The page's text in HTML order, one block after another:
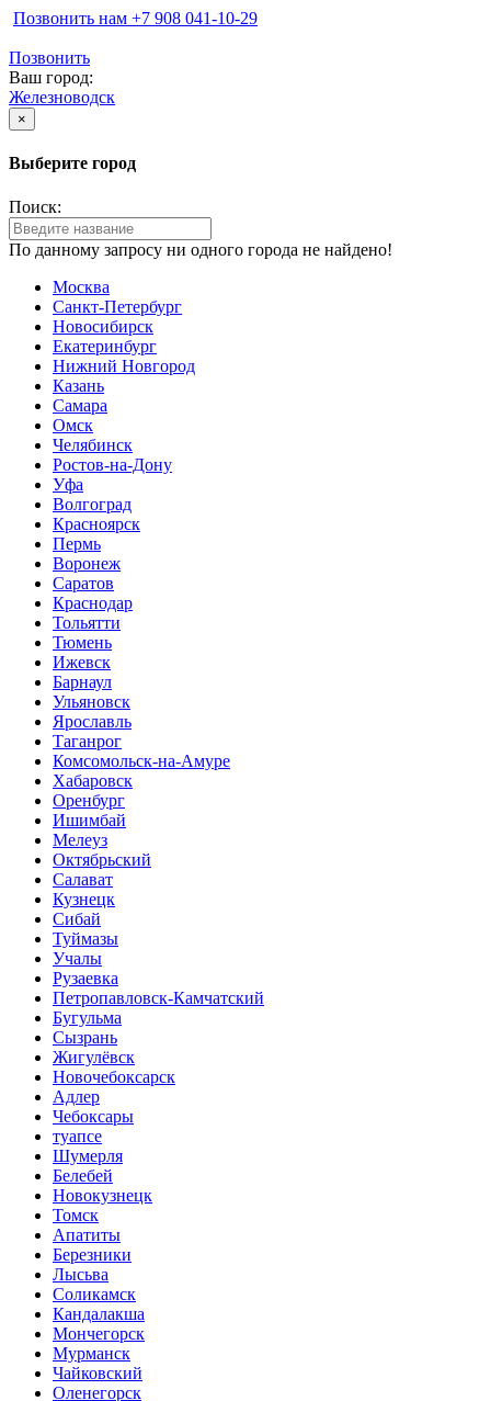
Позвонить нам ‪+7 908 041-10-29
Позвонить
Ваш город:
Железноводск
×
Выберите город
Поиск:
По данному запросу ни одного города не найдено!
Москва
Санкт-Петербург
Новосибирск
Екатеринбург
Нижний Новгород
Казань
Самара
Омск
Челябинск
Ростов-на-Дону
Уфа
Волгоград
Красноярск
Пермь
Воронеж
Саратов
Краснодар
Тольятти
Тюмень
Ижевск
Барнаул
Ульяновск
Ярославль
Таганрог
Комсомольск-на-Амуре
Хабаровск
Оренбург
Ишимбай
Мелеуз
Октябрьский
Салават
Кузнецк
Сибай
Туймазы
Учалы
Рузаевка
Петропавловск-Камчатский
Бугульма
Сызрань
Жигулёвск
Новочебоксарск
Адлер
Чебоксары
туапсе
Шумерля
Белебей
Новокузнецк
Томск
Апатиты
Березники
Лысьва
Соликамск
Кандалакша
Мончегорск
Мурманск
Чайковский
Оленегорск